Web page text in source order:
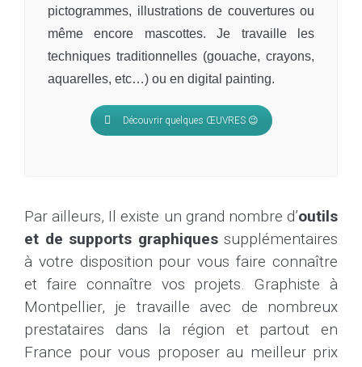
pictogrammes, illustrations de couvertures ou
même encore mascottes. Je travaille les
techniques traditionnelles (gouache, crayons,
aquarelles, etc…) ou en digital painting.
Découvrir quelques ŒUVRES 😉
Par ailleurs, Il existe un grand nombre d’outils
et de supports graphiquessupplémentaires
à votre disposition pour vous faire connaître
et faire connaître vos projets. Graphiste à
Montpellier, je travaille avec de nombreux
prestataires dans la région et partout en
France pour vous proposer au meilleur prix